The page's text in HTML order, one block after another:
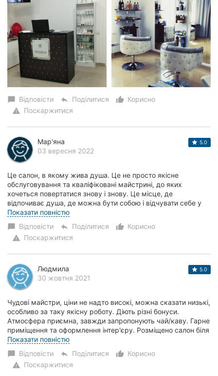
chat_bubble Відповісти reply Поділитися thumb_up_alt
Корисно
warning Поскаржитися
Мар'яна
03 вересня 2022
5.0
Це салон, в якому жива душа. Це не просто якісне
обслуговування та кваліфіковані майстрині, до яких
хочеться повертатися знову і знову. Це місце, де
відпочиває душа, де можна бути собою і відчувати себе у
своїй тарілці. Знайшла тут майстринь майже на...
Показати повністю
chat_bubble Відповісти reply Поділитися thumb_up_alt
Корисно
warning Поскаржитися
Людмила
30 жовтня 2021
5.0
Чудові майстри, ціни не надто високі, можна сказати низькі,
особливо за таку якісну роботу. Діють різні бонуси.
Атмосфера приємна, завжди запропонують чай/каву. Гарне
приміщення та оформлення інтер'єру. Розміщено салон біля
центру міста, що є доволі...
Показати повністю
chat_bubble Відповісти reply Поділитися thumb_up_alt
Корисно
warning Поскаржитися